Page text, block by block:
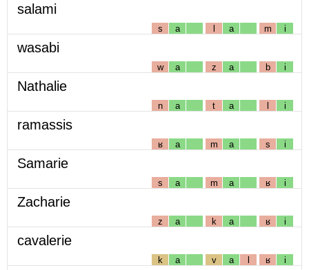
salami
s a l a m i
wasabi
w a z a b i
Nathalie
n a t a l i
ramassis
ʁ a m a s i
Samarie
s a m a ʁ i
Zacharie
z a k a ʁ i
cavalerie
k a v a l ʁ i